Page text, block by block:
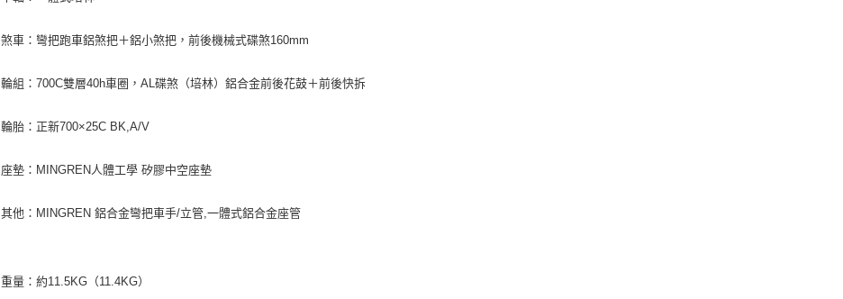
煞車：彎把跑車鋁煞把＋鋁小煞把，前後機械式碟煞160mm
輪組：700C雙層40h車圈，AL碟煞（培林）鋁合金前後花鼓＋前後快拆
輪胎：正新700×25C BK,A/V
座墊：MINGREN人體工學 矽膠中空座墊
其他：MINGREN 鋁合金彎把車手/立管,一體式鋁合金座管
重量：約11.5KG（11.4KG）